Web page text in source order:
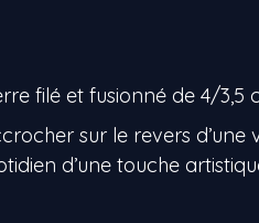
filé et fusionné de 4/3,5
sur le revers d’une
d’une touche